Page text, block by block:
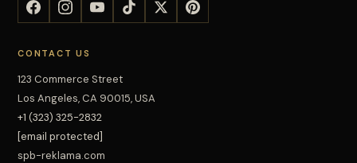
CONTACT US
123 Commerce Street
Los Angeles, CA 90015, USA
+1 (323) 325-2832
[email protected]
spb-reklama.com